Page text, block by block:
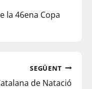
la 46ena Copa
SEGÜENT
de Natació